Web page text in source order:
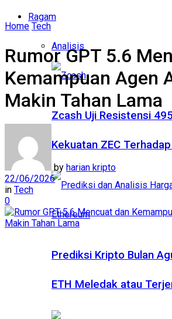
Ragam
Analisis
Zcash Uji Resistensi
Kekuatan ZEC
Prediksi Kripto Bulan
ETH Meledak atau
Home Tech
Rumor GPT 5.6
Kemampuan Agen
Makin Tahan Lama
by harian kripto
22/06/2026
in Tech
0